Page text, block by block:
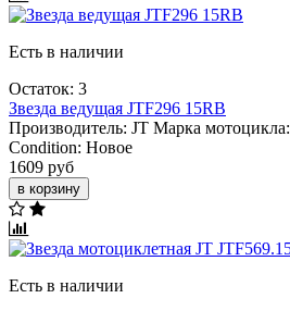
Есть в наличии
Остаток: 3
Звезда ведущая JTF296 15RB
Производитель: JT Марка мотоцикла:
Condition: Новое
1609 руб
в корзину
Есть в наличии